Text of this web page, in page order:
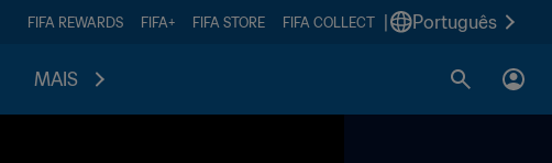
FIFA REWARDS FIFA+ FIFA STORE FIFA COLLECT Português
MAIS